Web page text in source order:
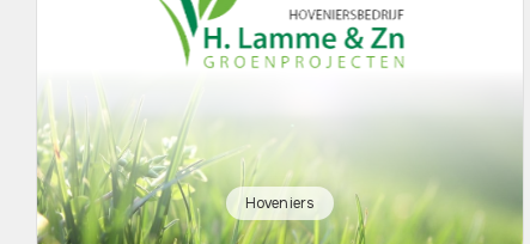
Hoveniers